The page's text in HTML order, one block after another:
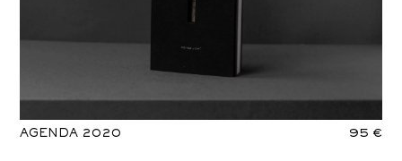
AGENDA 2020 95 €